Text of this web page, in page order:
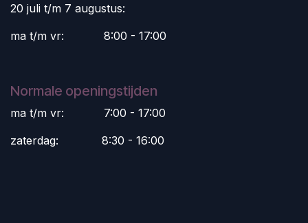
20 juli t/m 7 augustus:
ma t/m vr:
​8:00 - 17:00
Normale openingstijden
ma t/m vr:
​7:00 - 17:00
zaterdag:
​8:30 - 16:00